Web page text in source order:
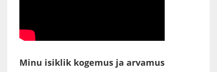
Minu isiklik kogemus ja arvamus